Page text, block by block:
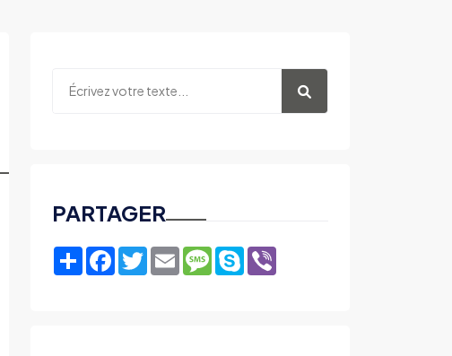
PARTAGER
ShareFacebook
TwitterEmailMessage
Skype